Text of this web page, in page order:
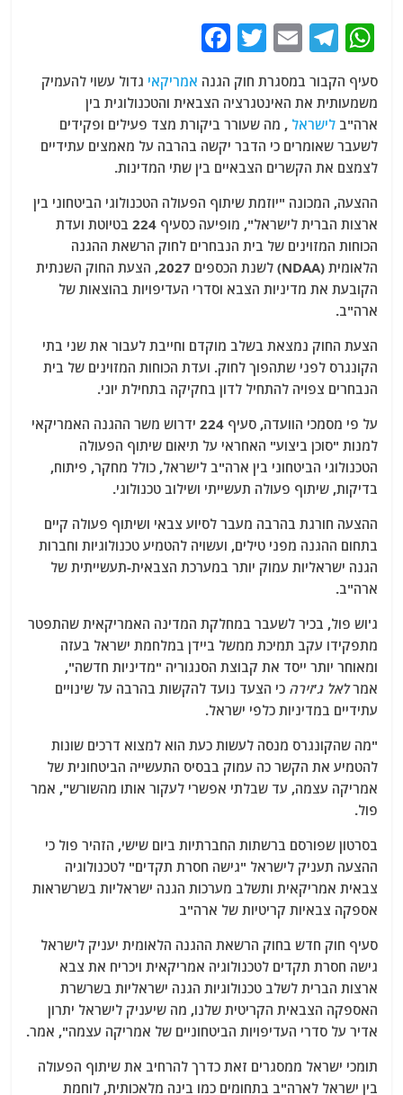
W
at
s
A
p
p
T
e
g
ra
m
E
ai
l
T
itt
er
c
e
b
o
o
k
סעיף הקבור במסגרת חוק הגנה אמריקאי גדול עשוי להעמיק
משמעותית את האינטגרציה הצבאית והטכנולוגית בין
ארה"בלישראל , מה שעורר ביקורת מצד פעילים ופקידים
לשעבר שאומרים כי הדבר יקשה בהרבה על מאמצים עתידיים
לצמצם את הקשרים הצבאיים בין שתי המדינות.
ההצעה, המכונה "יוזמת שיתוף הפעולה הטכנולוגי הביטחוני בין
ארצות הברית לישראל", מופיעה כסעיף 224 בטיוטת ועדת
הכוחות המזוינים של בית הנבחרים לחוק הרשאת ההגנה
הלאומית (NDAA) לשנת הכספים 2027, הצעת החוק השנתית
הקובעת את מדיניות הצבא וסדרי העדיפויות בהוצאות של
ארה"ב.
הצעת החוק נמצאת בשלב מוקדם וחייבת לעבור את שני בתי
הקונגרס לפני שתהפוך לחוק. ועדת הכוחות המזוינים של בית
הנבחרים צפויה להתחיל לדון בחקיקה בתחילת יוני.
על פי מסמכי הוועדה, סעיף 224 ידרוש משר ההגנה האמריקאי
למנות "סוכן ביצוע" האחראי על תיאום שיתוף הפעולה
הטכנולוגי הביטחוני בין ארה"ב לישראל, כולל מחקר, פיתוח,
בדיקות, שיתוף פעולה תעשייתי ושילוב טכנולוגי.
ההצעה חורגת בהרבה מעבר לסיוע צבאי ושיתוף פעולה קיים
בתחום ההגנה מפני טילים, ועשויה להטמיע טכנולוגיות וחברות
הגנה ישראליות עמוק יותר במערכת הצבאית-תעשייתית של
ארה"ב.
ג'וש פול, בכיר לשעבר במחלקת המדינה האמריקאית שהתפטר
מתפקידו עקב תמיכת ממשל ביידן במלחמת ישראל בעזה
ומאוחר יותר ייסד את קבוצת הסנגוריה "מדיניות חדשה",
אמרלאל ג'זירה כי הצעד נועד להקשות בהרבה על שינויים
עתידיים במדיניות כלפי ישראל.
"מה שהקונגרס מנסה לעשות כעת הוא למצוא דרכים שונות
להטמיע את הקשר כה עמוק בבסיס התעשייה הביטחונית של
אמריקה עצמה, עד שבלתי אפשרי לעקור אותו מהשורש", אמר
פול.
בסרטון שפורסם ברשתות החברתיות ביום שישי, הזהיר פול כי
ההצעה תעניק לישראל "גישה חסרת תקדים" לטכנולוגיה
צבאית אמריקאית ותשלב מערכות הגנה ישראליות בשרשראות
אספקה ​​צבאיות קריטיות של ארה"ב
סעיף חוק חדש בחוק הרשאת ההגנה הלאומית יעניק לישראל
גישה חסרת תקדים לטכנולוגיה אמריקאית ויכריח את צבא
ארצות הברית לשלב טכנולוגיות הגנה ישראליות בשרשרת
האספקה ​​הצבאית הקריטית שלנו, מה שיעניק לישראל יתרון
אדיר על סדרי העדיפויות הביטחוניים של אמריקה עצמה", אמר.
תומכי ישראל ממסגרים זאת כדרך להרחיב את שיתוף הפעולה
בין ישראל לארה"ב בתחומים כמו בינה מלאכותית, לוחמת